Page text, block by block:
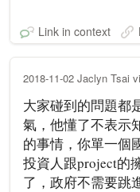
Link in context
2018-11-02 Jaclyn Tsai
大家碰到的問題都
氣，他懂了不表示
的事情，你單一個
投資人跟project的
了，政府不需要跳